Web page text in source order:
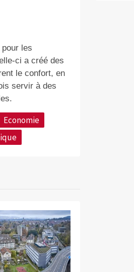
les
ci a créé des
le confort, en
servir à des
Economie